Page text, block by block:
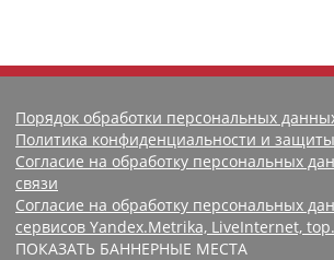
Порядок обработки персональных
Политика конфиденциальности и
Согласие на обработку персональных
связи
Согласие на обработку персональных
сервисов Yandex.Metrika, LiveInternet,
ПОКАЗАТЬ БАННЕРНЫЕ МЕСТА